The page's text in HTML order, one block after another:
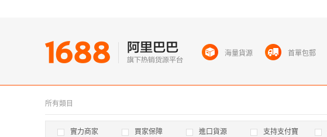
所有類目
實力商家 買家保障 進口貨源 支持支付寶
海量貨源 首單包郵